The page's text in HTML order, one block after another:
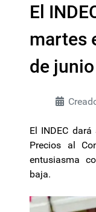
El
martes
de junio
El INDEC
Precios al
entusiasma
baja.